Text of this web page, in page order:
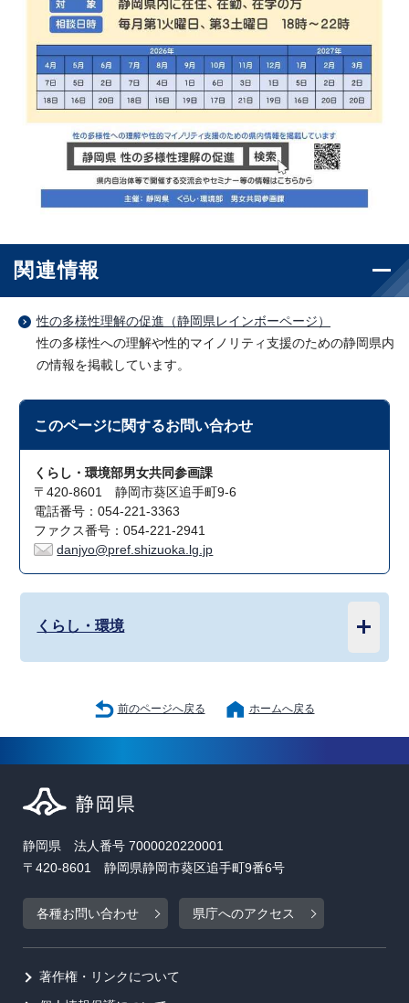
関連情報
性の多様性理解の促進（静岡県レインボーページ）
性の多様性への理解や性的マイノリティ支援のための静岡県内
の情報を掲載しています。
このページに関するお問い合わせ
くらし・環境部男女共同参画課
〒420-8601 静岡市葵区追手町9-6
電話番号：054-221-3363
ファクス番号：054-221-2941
danjyo@pref.shizuoka.lg.jp
くらし・環境
前のページへ戻る ホームへ戻る
静岡県 法人番号 7000020220001
〒420-8601 静岡県静岡市葵区追手町9番6号
各種お問い合わせ 県庁へのアクセス
著作権・リンクについて